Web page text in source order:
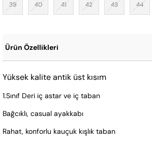
39 40 41 42 43 44
Ürün Özellikleri
Yüksek kalite antik üst kısım
1.Sınıf Deri iç astar ve iç taban
Bağcıklı, casual ayakkabı
Rahat, konforlu kauçuk kışlık taban